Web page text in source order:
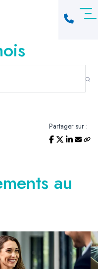
Partager sur :
au